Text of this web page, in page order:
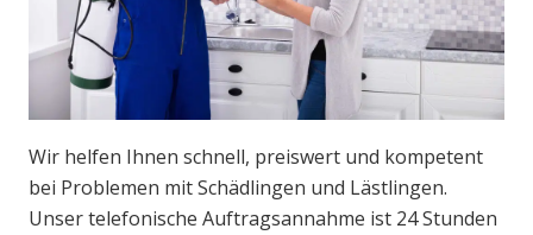
Wir helfen Ihnen schnell, preiswert und kompetent
bei Problemen mit Schädlingen und Lästlingen.
Unser telefonische Auftragsannahme ist 24 Stunden